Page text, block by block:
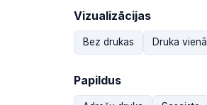
Vizualizācijas
Bez drukas Druka
Papildus